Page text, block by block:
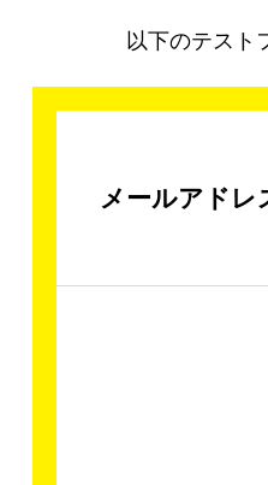
以下のテスト
メールアドレ